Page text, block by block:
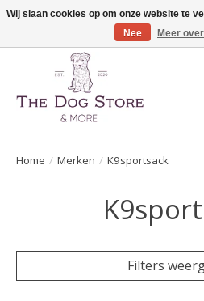
De speciaalzaak in hondenartikelen en
Home / Merken / K9sportsack
Filters
Wij slaan cookies op om onze website te
Nee
Meer